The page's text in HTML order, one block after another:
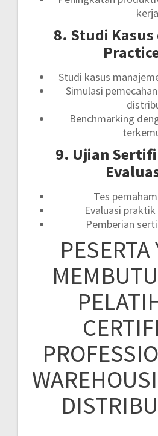
kerja
8. Studi Kasus
Studi kasus
Simulasi
Benchmarking
9. Ujian
Tes
Evaluasi
Pemberian
PESERTA